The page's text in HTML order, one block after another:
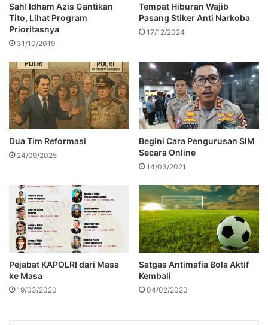
Sah! Idham Azis Gantikan
Tito, Lihat Program
Prioritasnya
31/10/2019
Tempat Hiburan Wajib
Pasang Stiker Anti Narkoba
17/12/2024
Dua Tim Reformasi
24/09/2025
Begini Cara Pengurusan SIM
Secara Online
14/03/2021
Pejabat KAPOLRI dari Masa
ke Masa
19/03/2020
Satgas Antimafia Bola Aktif
Kembali
04/02/2020